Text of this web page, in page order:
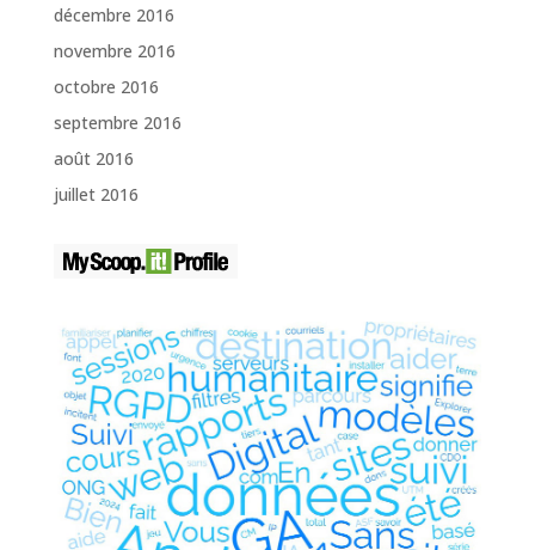
décembre 2016
novembre 2016
octobre 2016
septembre 2016
août 2016
juillet 2016